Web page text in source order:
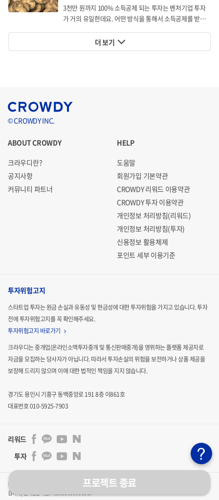
*로봇과 결합해 머신비전 솔루션이 작동하는 모습이 포함된 보도 장면
머신 비전 인식 기술을 산업용 로봇과 연계
로봇이 정밀한 작업을 지원할 수 있습니다.
2) 개발 기술 결합을 바탕으로 한, 자동 재고 파악 시스템 개
자체 보유한 객체 인식 기술에,On-Device 형태의 비전 인
간으로 재고 파악이 가능한 시스템
객의 니즈에 맞게 개별 또는 통합 시스템으로 적용이 가능합
니다.
3천만 원까지 100% 소득공제 되는 투자는 벤처기업 투자
가 거의 유일한데요. 어떤 방식을 통해서 소득공제를 받게
더 보기
프로젝트 종료
© CROWDY INC.
ABOUT CROWDY
크라우디란?
공지사항
커뮤니티 파트너
HELP
도움말
회원가입 기본약관
CROWDY 리워드 이용약관
CROWDY 투자 이용약관
개인정보 처리방침(리워드)
개인정보 처리방침(투자)
신용정보 활용체제
포인트 세부 이용기준
투자위험고지
스타트업 투자는 원금 손실과 유동성 및 현금성에 대한 투자위험을 가지고 있습니다.투자
전에 투자위험고지를 꼭 확인해주세요.
투자위험고지 바로가기
크라우디는 중개업(온라인소액투자중개 및 통신판매중개)을 영위하는 플랫폼 제공자로
자금을 모집하는당사자가 아닙니다. 따라서 투자손실의 위험을 보전하거나 상품 제공을
보장해 드리지 않으며 이에 대한 법적인 책임을 지지 않습니다.
경기도 용인시 기흥구 동백중앙로 191 8층 이861호
대표번호 010-5925-7903
리워드
투자
주식회사 크라우디 | 통신판매업신고 : 2024-용인기흥-3011호 | 사업자등록번호 : 841-86-00201 | 대표자 :
김기석